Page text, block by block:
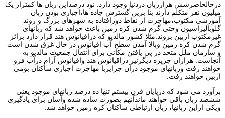
درحالحاضرشش هزارزبان دردنیا وجود دارد. نود درصداین زبان ها کمتراز یک
میلیون نفر متکلم دارند بنا برین گسترش جاده ها،اجباری بودن زبان
آموزشی مکتوب،مهاجرت از نقاط دورافتاده به شهرهای بزرگ و روند
گلوبالیزاسیون وحتی گرم شدن کره زمین باعث خواهد شد که زبانهای
غیرمکتوب ازبین بروند.مثلا کشور مالدیو که دراقیانوس هند قرار دارد براثر
گرم شدن کره زمین وبالا آمدن سطح آب اقیانوس در حال غرق شدن است
و سازمان ملل متحد در پی یافتن مکانی برای انتقال جمعیت مالدیو به
آنجاست. هزاران جزیره دیگرنیز دراقیانوس هند واقیانوس آرام درآب فرو
خواهند رفت وزبانهای موجود درآن جزایربا مهاجرت اجباری ساکنان بومی
ازبین خواهند رفت.
برآورد می شود که درپایان قرن بیستم تنها ده درصد زبانهای موجود یعنی
ششصد زبان باقی خواهند ماندآنهم بصورت ساده شده وآسان برای یادگیری
ویکی ازاین زبانها، زبان ارتباطی ساکنان کره زمین خواهد شد.